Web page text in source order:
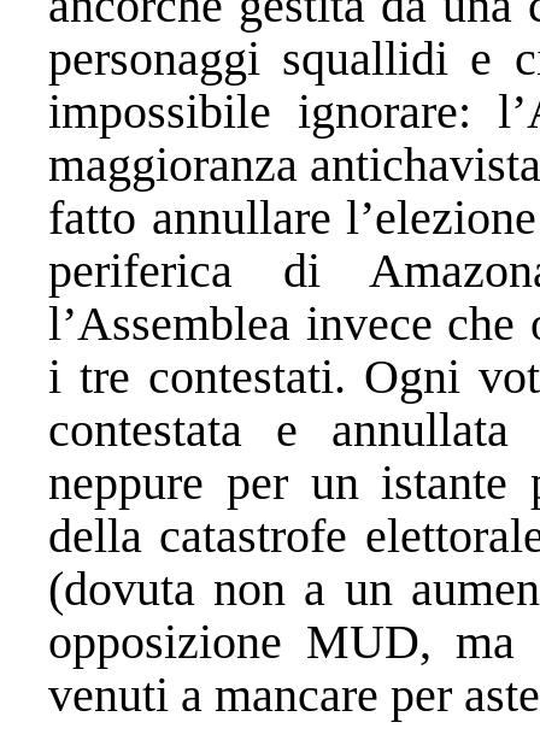
personaggi squallidi e
impossibile ignorare:
maggioranza
fatto annullare
periferica di
l’Assemblea invece
i tre contestati. Ogni
contestata e
neppure per un
della catastrofe
(dovuta non a un
opposizione MUD,
venuti a mancare per